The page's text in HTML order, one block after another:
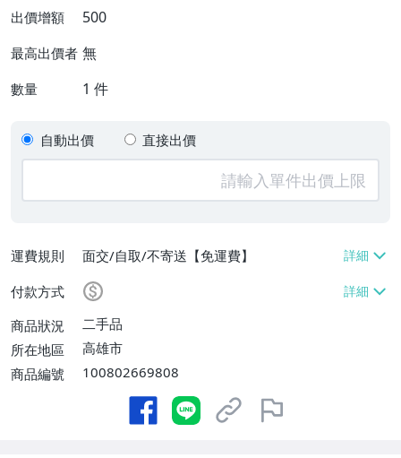
出價增額 500
最高出價者 無
數量 1 件
自動出價 直接出價
運費規則
面交/自取/不寄送【免運費】
付款方式
商品狀況
二手品
所在地區
高雄市
商品編號
100802669808